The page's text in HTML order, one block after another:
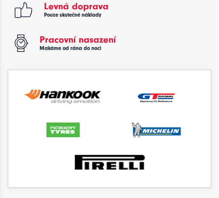
Levná doprava
Pouze skutečné náklady
Pracovní nasazení
Makáme od rána do noci